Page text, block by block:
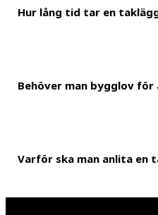
Man bör byta sitt tak efter
Hur lång tid tar en
Hur lång tid det tar att lägga
Behöver man bygglov
Det krävs ett bygglov om du
Varför ska man anlita en